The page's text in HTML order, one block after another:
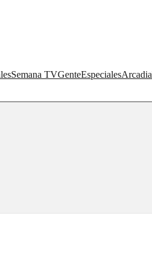
Semana TVGenteEspecialesArcadia